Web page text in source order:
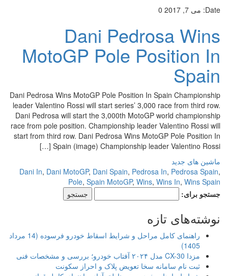
Date: می 7, 2017 0
Dani Pedrosa Wins
MotoGP Pole Position In
Spain
Dani Pedrosa Wins MotoGP Pole Position In Spain Championship
leader Valentino Rossi will start series’ 3,000 race from third row.
Dani Pedrosa will start the 3,000th MotoGP world championship
race from pole position. Championship leader Valentino Rossi will
start from third row. Dani Pedrosa Wins MotoGP Pole Position In
Spain (image) Championship leader Valentino Rossi […]
ماشین های جدید
Dani In,Dani MotoGP,Dani Spain,Pedrosa In,Pedrosa Spain
Pole,Spain MotoGP,Wins,Wins In,Wins Spain
جستجو برای:
نوشته‌های تازه
راهنمای کامل مراحل و شرایط اسقاط خودرو فرسوده (14 مرداد
1405)
مزدا CX-30 مدل ۲۰۲۴ آفتاب خودرو؛ بررسی و مشخصات فنی
ثبت نام سامانه سخا تعویض پلاک و احراز سکونت